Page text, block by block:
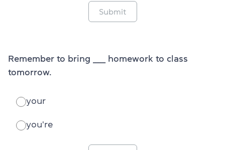
Submit
Remember to bring _____ homework to class
tomorrow.
your
you're